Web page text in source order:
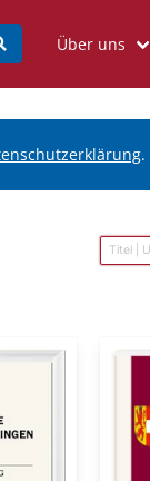
Über uns
.